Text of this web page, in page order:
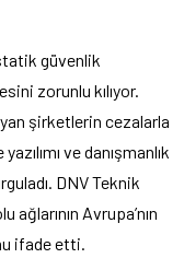
güvenlik
zorunlu kılıyor.
şirketlerin cezalarla
ve danışmanlık
DNV Teknik
Avrupa’nın
ifade etti.